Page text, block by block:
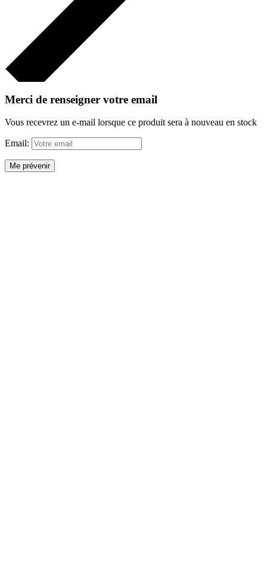
Merci de renseigner votre email
Vous recevrez un e-mail lorsque ce produit sera à nouveau en stock
Email:
Me prévenir